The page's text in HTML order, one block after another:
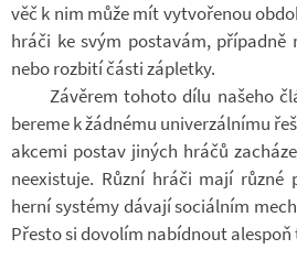
věč k nim může mít vy­tvo­ře­nou
hráči ke svým po­sta­vám, pří­padně
nebo roz­bití části zá­pletky.
Zá­vě­rem to­hoto dílu na­šeho
be­reme k žád­nému uni­ver­zál­nímu
ak­cemi po­stav ji­ných hráčů
ne­e­xis­tuje. Různí hráči mají různé
herní sys­témy dá­vají so­ci­ál­ním
Přesto si do­vo­lím na­bíd­nout